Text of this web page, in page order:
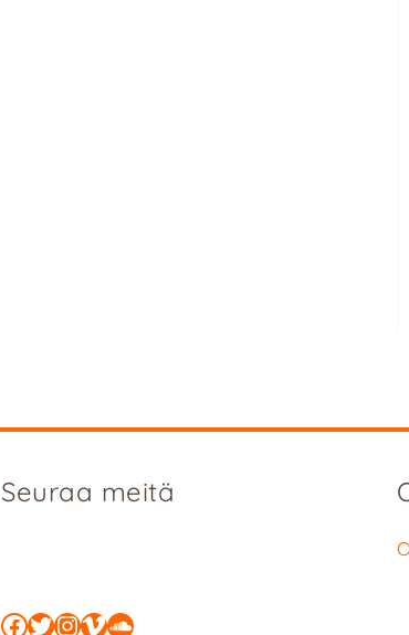
Seuraa meitä
Facebook
Twitter
Instagram
Vimeo
SoundCloud